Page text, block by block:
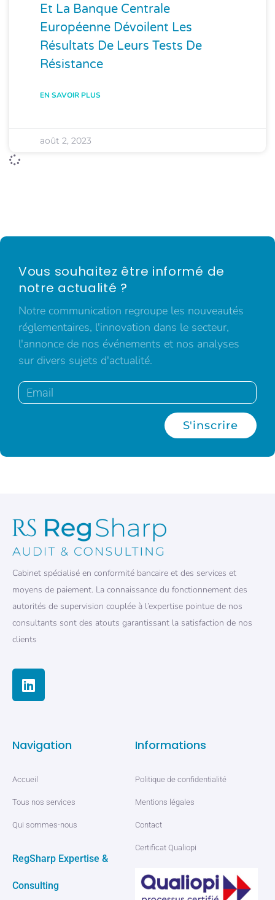
Et La Banque Centrale
Européenne Dévoilent Les
Résultats De Leurs Tests De
Résistance
EN SAVOIR PLUS
août 2, 2023
Vous souhaitez être informé de
notre actualité ?
Notre communication regroupe les nouveautés
réglementaires, l'innovation dans le secteur,
l'annonce de nos événements et nos analyses
sur divers sujets d'actualité.
S'inscrire
Cabinet spécialisé en conformité bancaire et des services et
moyens de paiement. La connaissance du fonctionnement des
autorités de supervision couplée à l’expertise pointue de nos
consultants sont des atouts garantissant la satisfaction de nos
clients
Navigation
Accueil
Tous nos services
Qui sommes-nous
RegSharp Expertise &
Consulting
Informations
Politique de confidentialité
Mentions légales
Contact
Certificat Qualiopi